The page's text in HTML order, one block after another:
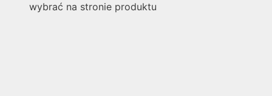
wybrać na stronie produktu